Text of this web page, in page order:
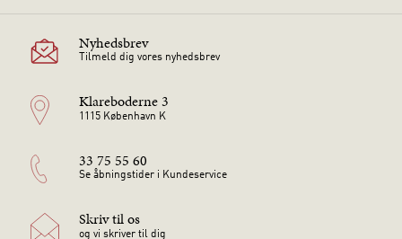
Nyhedsbrev
Tilmeld dig vores nyhedsbrev
Klareboderne 3
1115 København K
33 75 55 60
Se åbningstider i Kundeservice
Skriv til os
og vi skriver til dig